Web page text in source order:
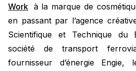
Work à la marque de
en passant par l’agence
Scientifique et Technique du
société de transport
fournisseur d’énergie